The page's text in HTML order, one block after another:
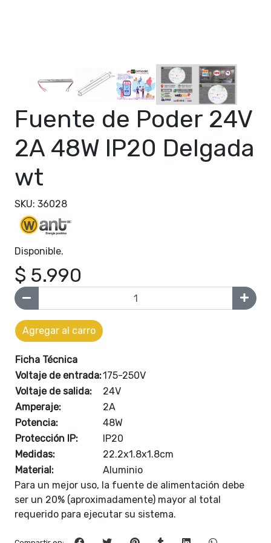
Fuente de Poder 24V
2A 48W IP20 Delgada
wt
SKU: 36028
Disponible.
$ 5.990
Agregar al carro
Ficha Técnica
Voltaje de entrada:175-250V
Voltaje de salida:
24V
Amperaje:
2A
Potencia:
48W
Protección IP:
IP20
Medidas:
22.2x1.8x1.8cm
Material:
Aluminio
Para un mejor uso, la fuente de alimentación debe
ser un 20% (aproximadamente) mayor al total
requerido para ejecutar su sistema.